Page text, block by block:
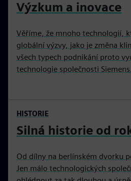
Výzkum a inovace
Věříme, že mnoho technologií,
globální výzvy, jako je změna
všech typech podnikání proto
technologie společnosti Siemens.
HISTORIE
Silná historie od
Od dílny na berlínském dvorku
Jen málo technologických